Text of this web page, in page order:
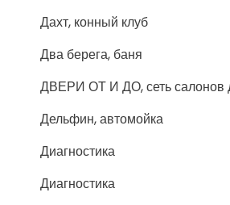
Дахт, конный клуб
Два берега, баня
ДВЕРИ ОТ И ДО, сеть салонов
Дельфин, автомойка
Диагностика
Диагностика